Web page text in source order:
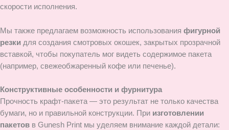
скорости исполнения.
Мы также предлагаем возможность использования фигурной
резки для создания смотровых окошек, закрытых прозрачной
вставкой, чтобы покупатель мог видеть содержимое пакета
(например, свежеобжаренный кофе или печенье).
Конструктивные особенности и фурнитура
Прочность крафт-пакета — это результат не только качества
бумаги, но и правильной конструкции. При изготовлении
пакетов в Gunesh Print мы уделяем внимание каждой детали: